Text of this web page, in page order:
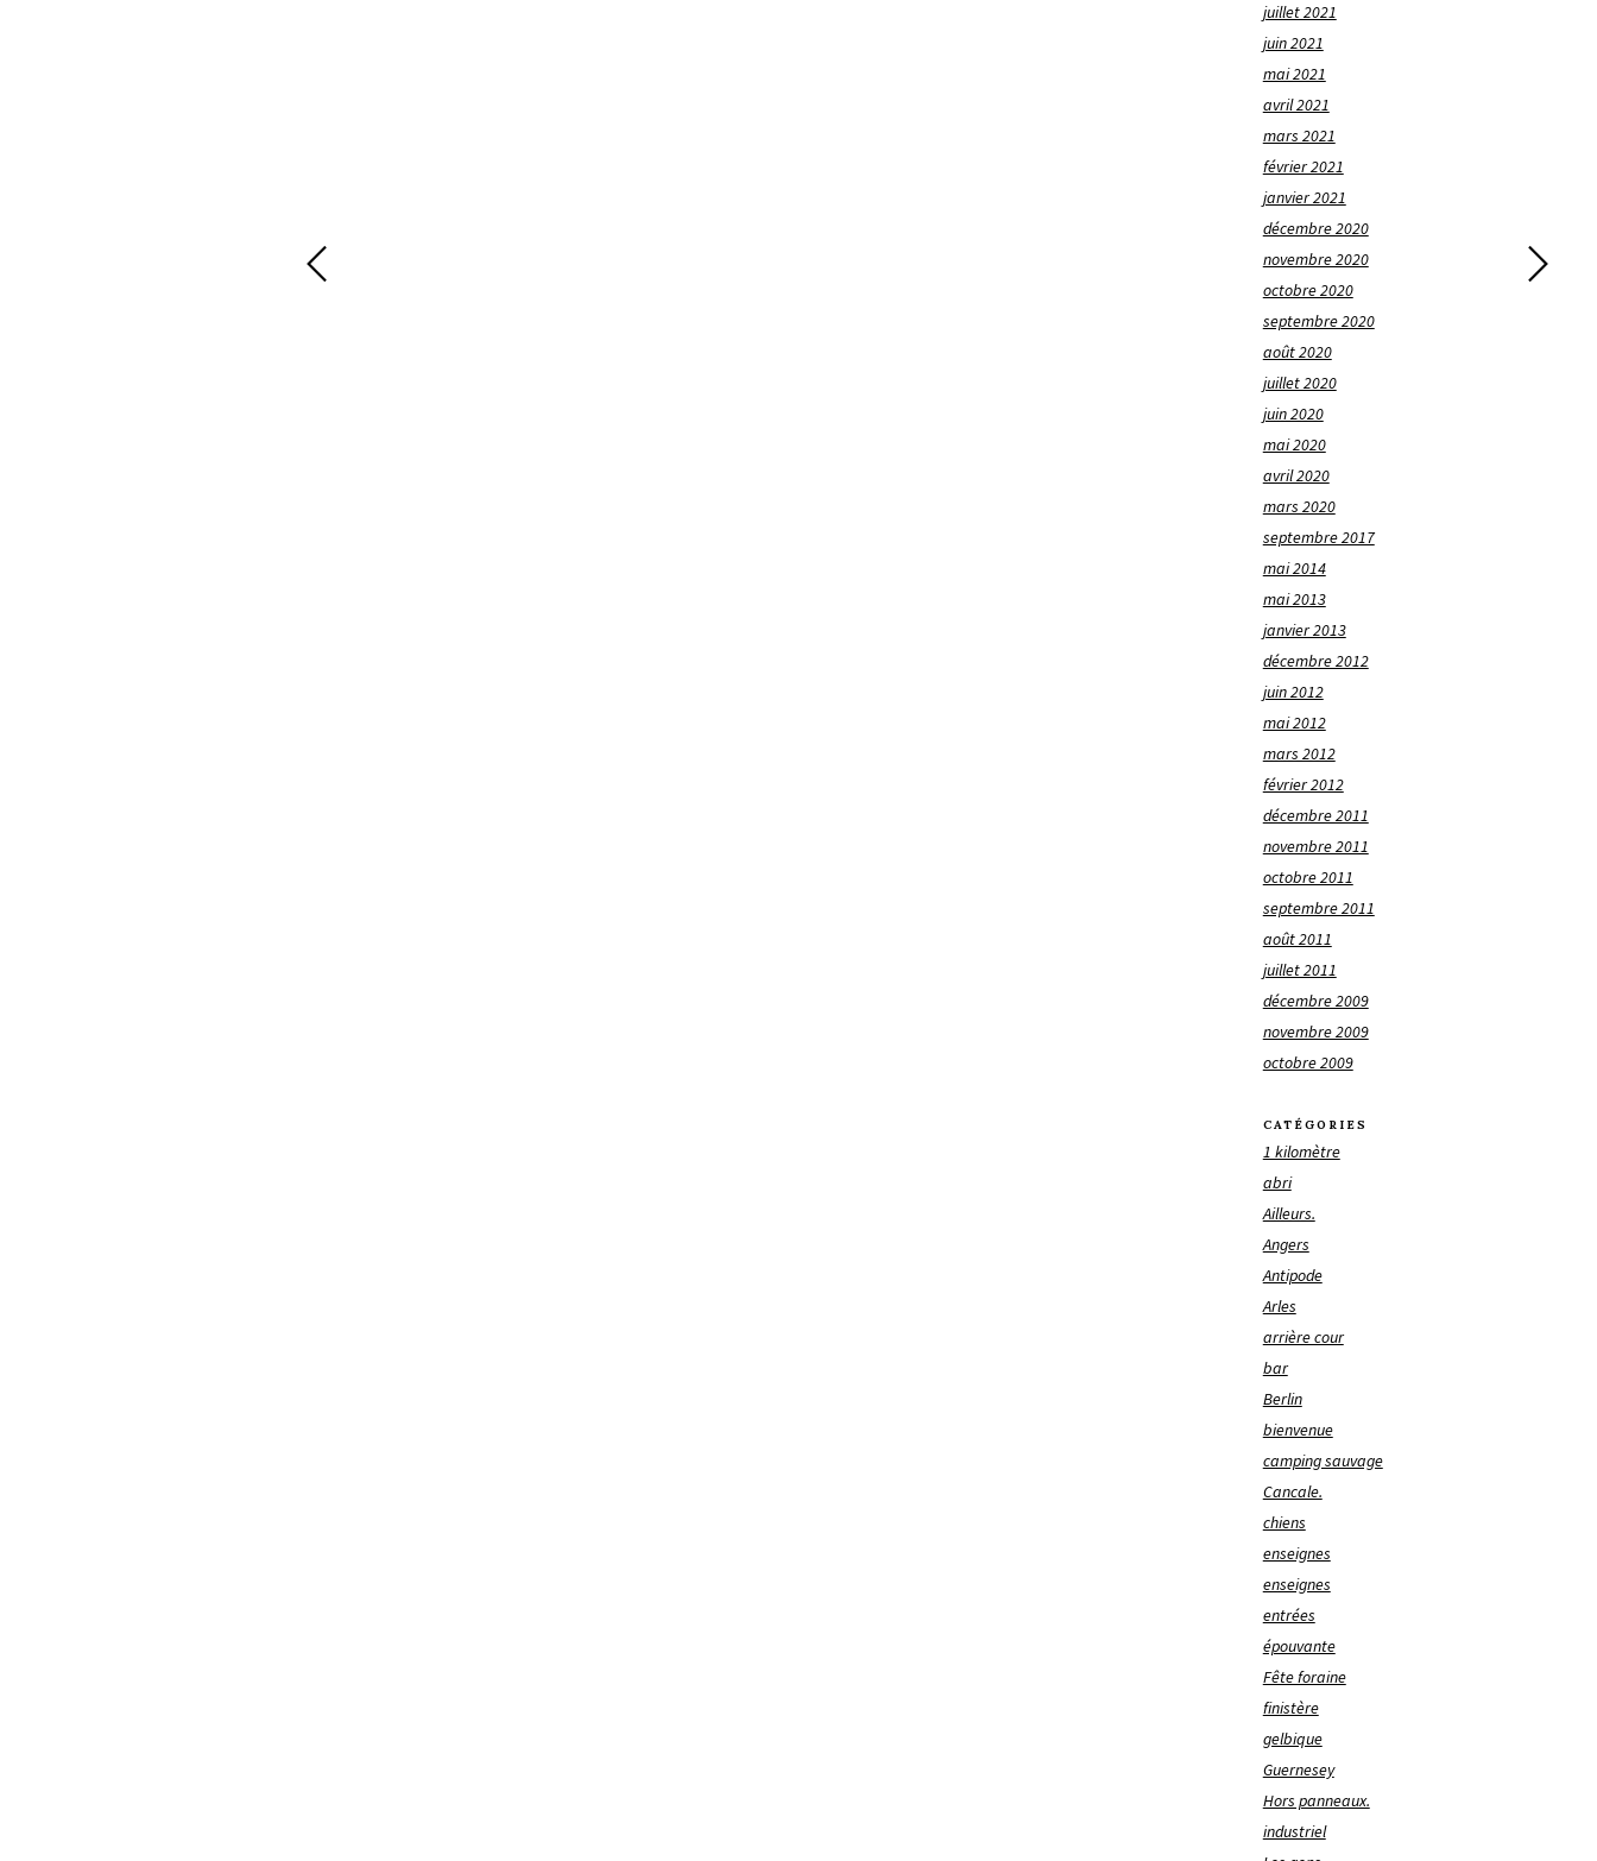
juillet 2021
juin 2021
mai 2021
avril 2021
mars 2021
février 2021
janvier 2021
décembre 2020
novembre 2020
octobre 2020
septembre 2020
août 2020
juillet 2020
juin 2020
mai 2020
avril 2020
mars 2020
septembre 2017
mai 2014
mai 2013
janvier 2013
décembre 2012
juin 2012
mai 2012
mars 2012
février 2012
décembre 2011
novembre 2011
octobre 2011
septembre 2011
août 2011
juillet 2011
décembre 2009
novembre 2009
octobre 2009
CATÉGORIES
1 kilomètre
abri
Ailleurs.
Angers
Antipode
Arles
arrière cour
bar
Berlin
bienvenue
camping sauvage
Cancale.
chiens
enseignes
enseignes
entrées
épouvante
Fête foraine
finistère
gelbique
Guernesey
Hors panneaux.
industriel